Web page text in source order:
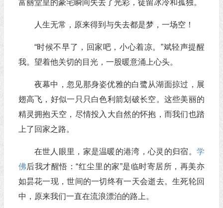
富丽堂皇的豪宅瞬间失去了光彩，徒留冰冷和孤独。
人生无常，原来得到与失去都是梦，一场空！
“时候不早了，回家吧，小心着凉。”斌轻声提醒
我。望着他关切的目光，一股暖意涌上心头。
夜幕中，忽见那身姿优雅的白鹭从湖面掠过，展
翅高飞，好似一只只白色利箭划破长空。这些美丽的
精灵拥抱天空，尽情投入大自然的怀抱，而我们也踏
上了回家之路。
在世人眼里，家是温暖的港湾，心灵的归宿。 学
佛后我才醒悟：“红尘里的家”是临时寄居所，再美亦
如昙花一现，世间的一切终有一天会逝去。生死轮回
中，原来我们一直在流浪漂泊的路上。